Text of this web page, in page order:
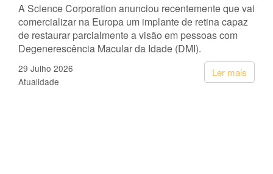
A Science Corporation anunciou recentemente que vai
comercializar na Europa um implante de retina capaz
de restaurar parcialmente a visão em pessoas com
Degenerescência Macular da Idade (DMI).
Ler mais
29 Julho 2026
Atualidade